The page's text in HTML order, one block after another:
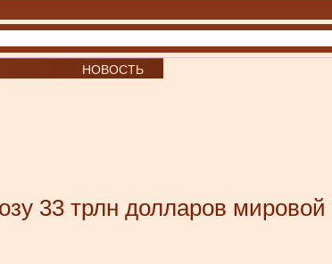
НОВОСТЬ
33 трлн долларов мировой